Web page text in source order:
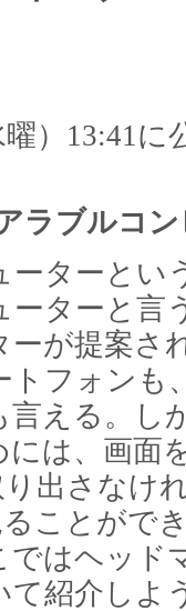
）13:41に
ラブルコ
ーターとい
ーターと言
が提案さ
トフォン
える。し
は、画面
出さなけ
ことがで
ではヘッド
て紹介しよ